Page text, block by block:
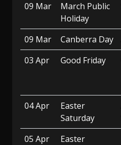
09 Mar
March Public
Holiday
09 Mar Canberra Day
03 Apr
Good Friday
04 Apr
Easter
Saturday
05 Apr
Easter